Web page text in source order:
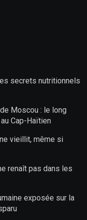
secrets nutritionnels
Moscou : le long
Cap-Haïtien
vieillit, même si
renaît pas dans les
exposée sur la